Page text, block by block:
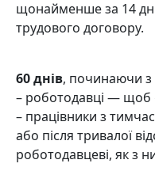
щонайменше за 14
трудового договору.
60 днів, починаючи
– роботодавці — щоб
– працівники з
або після тривалої
роботодавцеві, як з